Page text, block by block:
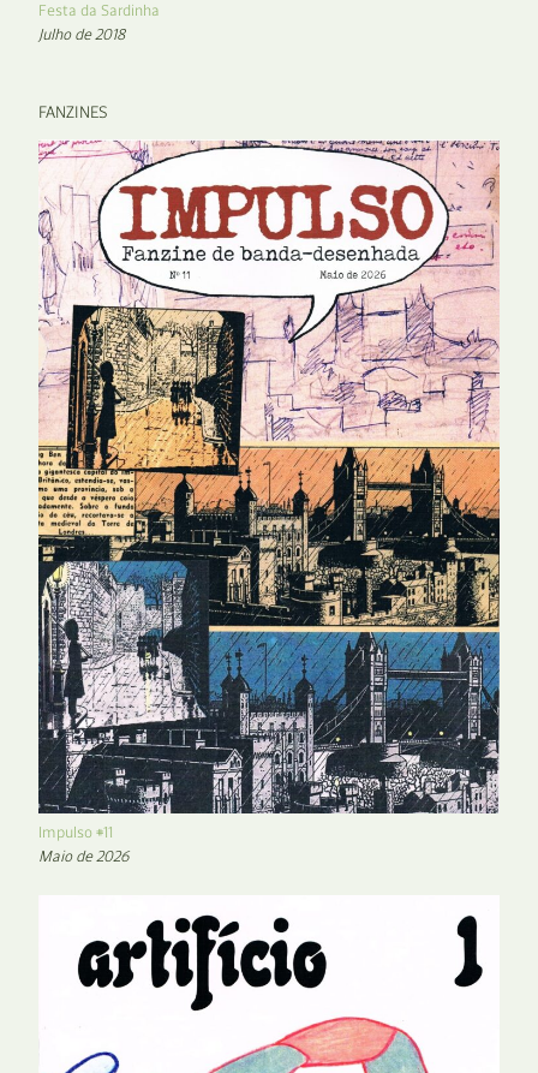
Festa da Sardinha
Julho de 2018
FANZINES
Impulso #11
Maio de 2026